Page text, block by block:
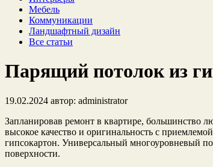
Мебель
Коммуникации
Ландшафтный дизайн
Все статьи
Парящий потолок из
19.02.2024 автор: administrator
Запланировав ремонт в квартире, большинство
высокое качество и оригинальность с
гипсокартон. Универсальный многоуровневый
поверхности.